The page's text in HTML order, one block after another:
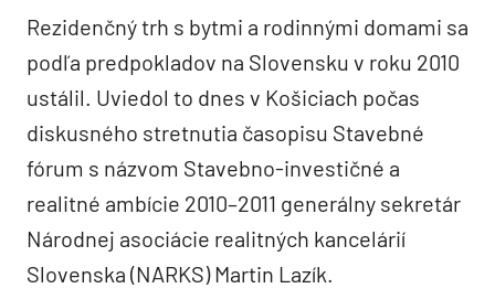
Rezidenčný trh s bytmi a rodinnými domami sa
podľa predpokladov na Slovensku v roku 2010
ustálil. Uviedol to dnes v Košiciach počas
diskusného stretnutia časopisu Stavebné
fórum s názvom Stavebno-investičné a
realitné ambície 2010–2011 generálny sekretár
Národnej asociácie realitných kancelárií
Slovenska (NARKS) Martin Lazík.